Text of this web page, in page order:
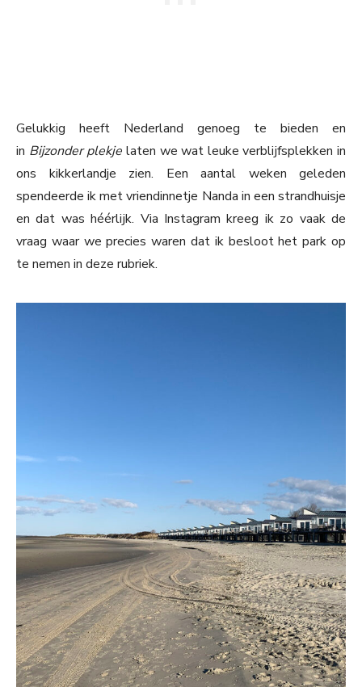
Gelukkig heeft Nederland genoeg te bieden en
in Bijzonder plekje laten we wat leuke verblijfsplekken in
ons kikkerlandje zien. Een aantal weken geleden
spendeerde ik met vriendinnetje Nanda in een strandhuisje
en dat was héérlijk. Via Instagram kreeg ik zo vaak de
vraag waar we precies waren dat ik besloot het park op
te nemen in deze rubriek.